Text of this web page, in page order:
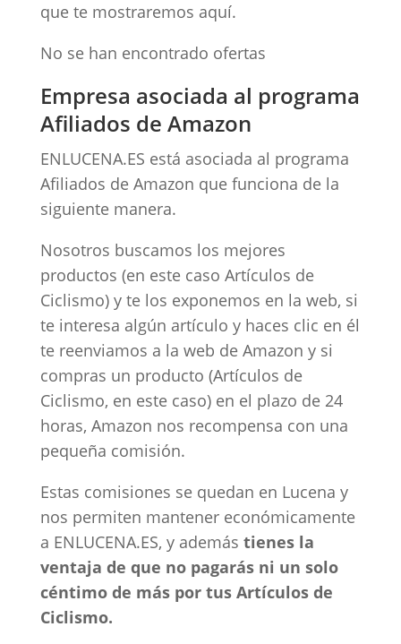
que te mostraremos aquí.
No se han encontrado ofertas
Empresa asociada al programa
Afiliados de Amazon
ENLUCENA.ES está asociada al programa
Afiliados de Amazon que funciona de la
siguiente manera.
Nosotros buscamos los mejores
productos (en este caso Artículos de
Ciclismo) y te los exponemos en la web, si
te interesa algún artículo y haces clic en él
te reenviamos a la web de Amazon y si
compras un producto (Artículos de
Ciclismo, en este caso) en el plazo de 24
horas, Amazon nos recompensa con una
pequeña comisión.
Estas comisiones se quedan en Lucena y
nos permiten mantener económicamente
a ENLUCENA.ES, y además tienes la
ventaja de que no pagarás ni un solo
céntimo de más por tus Artículos de
Ciclismo.